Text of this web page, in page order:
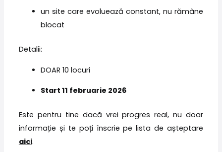
un site care evoluează constant, nu rămâne
blocat
Detalii:
DOAR 10 locuri
Start 11 februarie 2026
Este pentru tine dacă vrei progres real, nu doar
informație și te poți înscrie pe lista de așteptare
aici.